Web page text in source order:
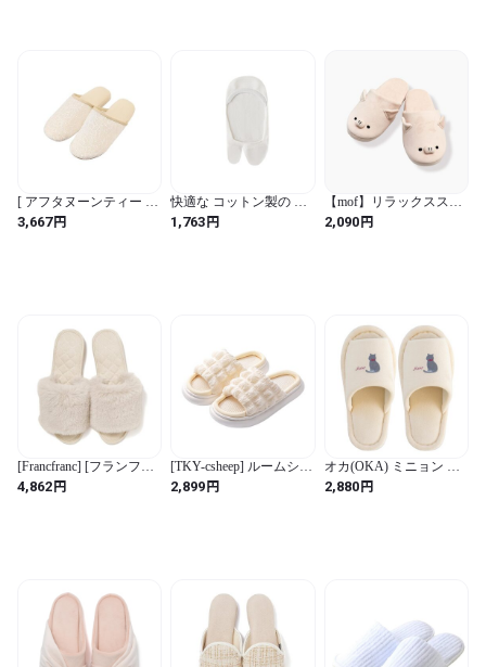
[ アフタヌーンティー リ
ビング ] AfternoonTea
LIVING スリッパ・ルー
3,667円
快適な コットン製の 見
えない 足袋 ソックス 薄
手の ローカット 滑り止
1,763円
【mof】リラックススリ
ッパ マイクロブタ
/TM134-4
2,090円
[Francfranc] [フランフラ
ン] エコファー×プレー
ト ルームシューズ ベー
4,862円
[TKY-csheep] ルームシュ
ーズ スリッパ レディー
ス 秋用 夏用 ルームスリ
(ベージュ, 23.0 cm) (ベー
ジュ / 23.0 cm 3E / 男女兼
用 / 無地)
2,899円
オカ(OKA) ミニョン ト
イレスリッパ アイボリ
ー (ねこ かわいい カジュ
2,880円